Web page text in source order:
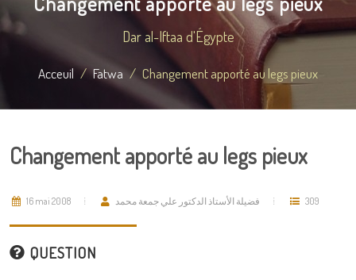
Dar al-Iftaa d'Égypte
Acceuil Fatwa Changement apporté au legs pieux
Changement apporté au legs pieux
16 mai 2008 فضيلة الأستاذ الدكتور علي جمعة محمد 309
QUESTION